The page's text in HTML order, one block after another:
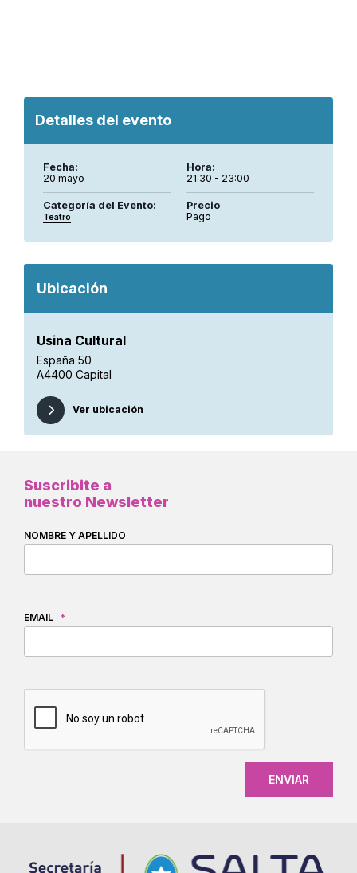
Detalles del evento
Fecha:
20 mayo
Hora:
21:30 - 23:00
Categoría del Evento:
Teatro
Precio
Pago
Ubicación
Usina Cultural
España 50
A4400 Capital
Ver ubicación
Suscribite a
nuestro Newsletter
NOMBRE Y APELLIDO
EMAIL *